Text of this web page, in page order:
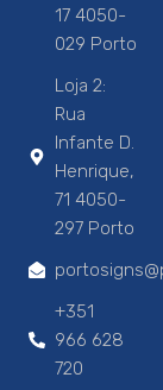
17 4050-
029 Porto
Loja 2:
Rua
Infante D.
Henrique,
71 4050-
297 Porto
+351
966 628
720